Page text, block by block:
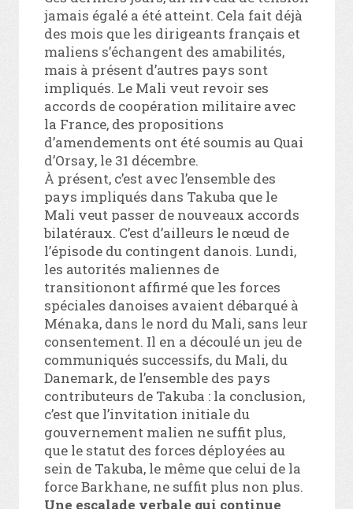
jamais égalé a été atteint. Cela fait déjà
des mois que les dirigeants français et
maliens s’échangent des amabilités,
mais à présent d’autres pays sont
impliqués. Le Mali veut revoir ses
accords de coopération militaire avec
la France, des propositions
d’amendements ont été soumis au Quai
d’Orsay, le 31 décembre.
À présent, c’est avec l’ensemble des
pays impliqués dans Takuba que le
Mali veut passer de nouveaux accords
bilatéraux. C’est d’ailleurs le nœud de
l’épisode du contingent danois. Lundi,
les autorités maliennes de
transitionont affirmé que les forces
spéciales danoises avaient débarqué à
Ménaka, dans le nord du Mali, sans leur
consentement. Il en a découlé un jeu de
communiqués successifs, du Mali, du
Danemark, de l’ensemble des pays
contributeurs de Takuba : la conclusion,
c’est que l’invitation initiale du
gouvernement malien ne suffit plus,
que le statut des forces déployées au
sein de Takuba, le même que celui de la
force Barkhane, ne suffit plus non plus.
Une escalade verbale qui continue